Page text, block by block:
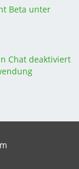
Beta unter
Chat deaktiviert